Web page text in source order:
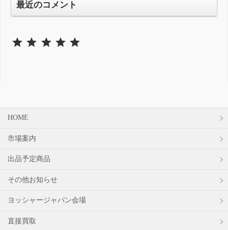
最近のコメント
⭐ ⭐⭐
HOME
市場案内
出品予定商品
その他お知らせ
ヨッシャージャパン会場
直接買取